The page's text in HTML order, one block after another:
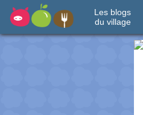
Les blogs
du village